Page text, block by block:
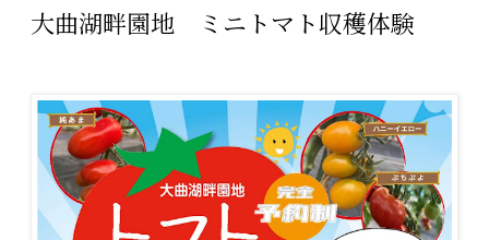
大曲湖畔園地 ミニトマト収穫体験